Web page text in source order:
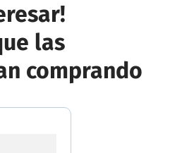
las
comprando